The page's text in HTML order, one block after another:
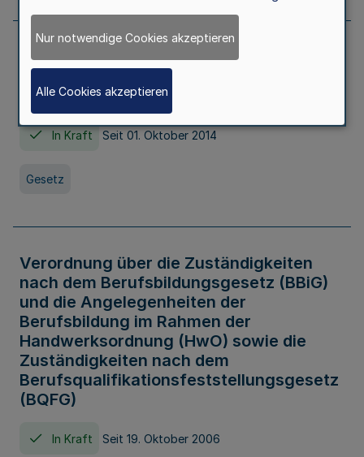
Gesetz über die Hochschulen des Landes
Nordrhein-Westfalen (Hochschulgesetz -
HG)
In Kraft Seit 01. Oktober 2014
Gesetz
Verordnung über die Zuständigkeiten
nach dem Berufsbildungsgesetz (BBiG)
und die Angelegenheiten der
Berufsbildung im Rahmen der
Handwerksordnung (HwO) sowie die
Zuständigkeiten nach dem
Berufsqualifikationsfeststellungsgesetz
(BQFG)
In Kraft Seit 19. Oktober 2006
Nur notwendige Cookies akzeptieren
Alle Cookies akzeptieren